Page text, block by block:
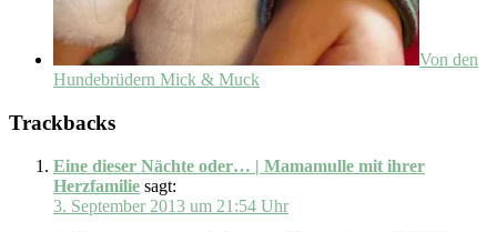
Von den
Hundebrüdern Mick & Muck
Trackbacks
Eine dieser Nächte oder… | Mamamulle mit ihrer
Herzfamilie sagt:
3. September 2013 um 21:54 Uhr